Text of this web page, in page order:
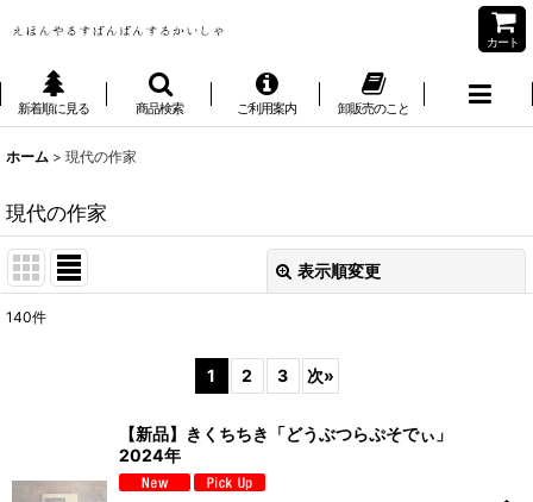
カート
新着順に見る 商品検索 ご利用案内 卸販売のこと
ホーム > 現代の作家
現代の作家
表示順変更
140件
1 2 3 次»
【新品】きくちちき「どうぶつらぷそでぃ」
2024年